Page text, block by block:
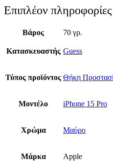
Επιπλέον πληροφορίες
Βάρος 70 γρ.
Κατασκευαστής Guess
Τύπος προϊόντος Θήκη
Μοντέλο iPhone 15 Pro
Χρώμα Μαύρο
Μάρκα Apple